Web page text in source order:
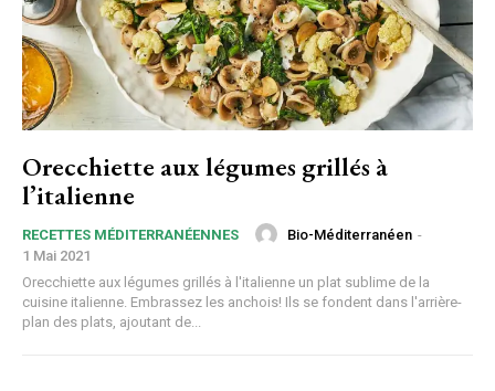
Orecchiette aux légumes grillés à
l’italienne
RECETTES MÉDITERRANÉENNES Bio-Méditerranéen -
1 Mai 2021
Orecchiette aux légumes grillés à l'italienne un plat sublime de la
cuisine italienne. Embrassez les anchois! Ils se fondent dans l'arrière-
plan des plats, ajoutant de...